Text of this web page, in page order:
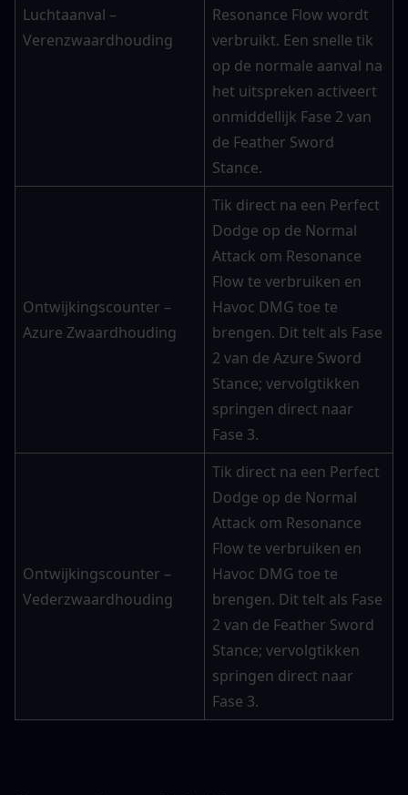
Luchtaanval –
Verenzwaardhouding
Resonance Flow wordt
verbruikt. Een snelle tik
op de normale aanval na
het uitspreken activeert
onmiddellijk Fase 2 van
de Feather Sword
Stance.
Ontwijkingscounter –
Azure Zwaardhouding
Tik direct na een Perfect
Dodge op de Normal
Attack om Resonance
Flow te verbruiken en
Havoc DMG toe te
brengen. Dit telt als Fase
2 van de Azure Sword
Stance; vervolgtikken
springen direct naar
Fase 3.
Ontwijkingscounter –
Vederzwaardhouding
Tik direct na een Perfect
Dodge op de Normal
Attack om Resonance
Flow te verbruiken en
Havoc DMG toe te
brengen. Dit telt als Fase
2 van de Feather Sword
Stance; vervolgtikken
springen direct naar
Fase 3.